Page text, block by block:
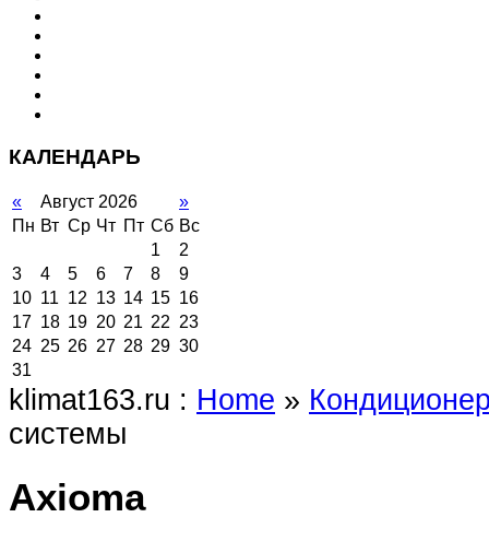
КАЛЕНДАРЬ
« Август 2026
»
Пн Вт Ср Чт Пт Сб Вс
1
2
3
4 5 6 7 8
9
10 11 12 13 14 15 16
17 18 19 20 21 22 23
24 25 26 27 28 29 30
31
klimat163.ru : Home »
системы
Axioma